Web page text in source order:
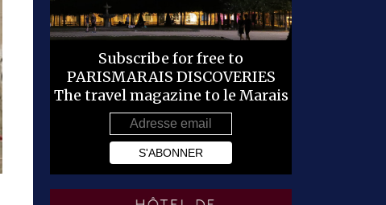
Subscribe for free to
PARISMARAIS DISCOVERIES
The travel magazine to le Marais